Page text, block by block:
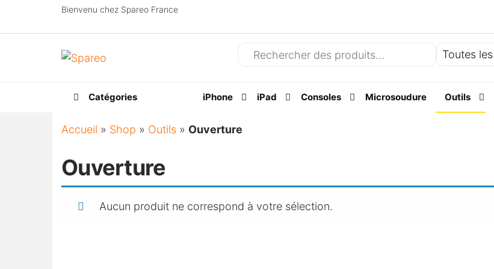
Bienvenu chez Spareo France
Catégories iPhone iPad Consoles Microsoudure Outils
Accueil » Shop » Outils » Ouverture
Ouverture
Aucun produit ne correspond à votre sélection.